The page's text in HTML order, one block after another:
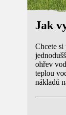
Jak
Chcete
ohřev
teplou
nákladů